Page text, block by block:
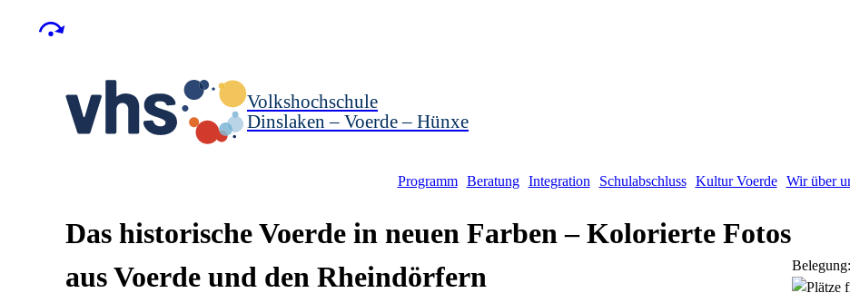
Volkshochschule
Dinslaken – Voerde – Hünxe
Programm Beratung Integration Schulabschluss Kultur Voerde Wir über
Das historische Voerde in neuen Farben – Kolorierte Fotos
aus Voerde und den Rheindörfern
Belegung: